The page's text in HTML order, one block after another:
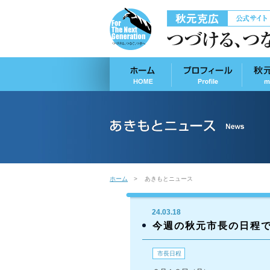
ホーム あきもとニュース
24.03.18
今週の秋元市長の日程
市長日程